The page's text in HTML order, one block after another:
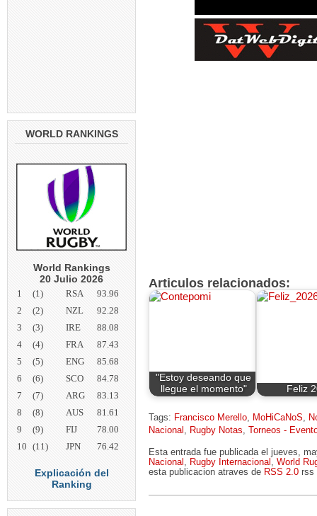
WORLD RANKINGS
World Rankings
20 Julio 2026
1 (1) RSA
93.96
2
(2) NZL
92.28
3
(3) IRE
88.08
4
(4) FRA
87.43
5
(5) ENG
85.68
6
(6) SCO
84.78
7
(7) ARG
83.13
8
(8) AUS
81.61
9
(9) FIJ
78.00
10 (11) JPN 76.42
Explicación del
Ranking
Articulos relacionados:
"Estoy deseando que
llegue el momento"
Feliz
Tags: Francisco Merello, MoHiCaNoS,
Nacional , Rugby Notas, Torneos -
Esta entrada fue publicada el jueves,
Nacional , Rugby Internacional , World
esta publicacion atraves de RSS 2.0 rss